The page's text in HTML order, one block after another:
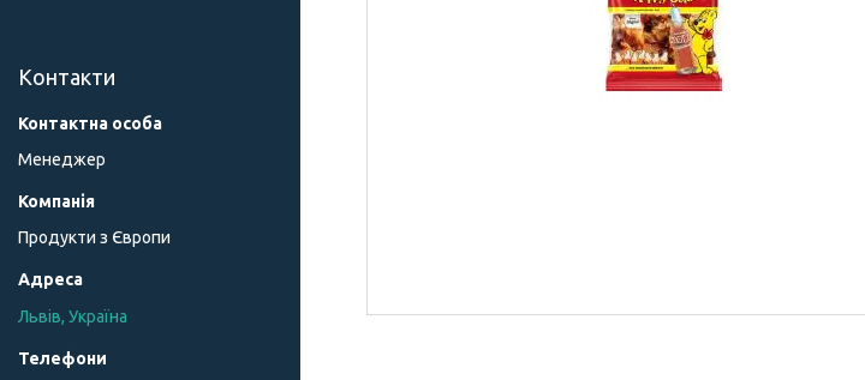
Контакти
Менеджер
Продукти з Європи
Львів, Україна